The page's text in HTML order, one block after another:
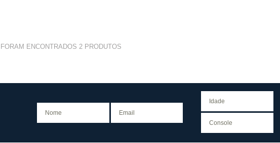
FORAM ENCONTRADOS 2PRODUTOS